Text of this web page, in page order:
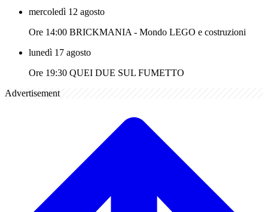
mercoledì 12 agosto
Ore 14:00 BRICKMANIA - Mondo LEGO e costruzioni
lunedì 17 agosto
Ore 19:30 QUEI DUE SUL FUMETTO
Advertisement